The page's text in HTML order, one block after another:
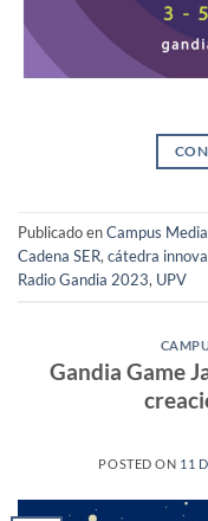
Publicado enCampus Media
Cadena SER, cátedra
Radio Gandia 2023, UPV
Gandia Game
POSTED ON 11